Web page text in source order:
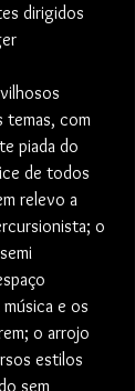
dirigidos
temas, com
piada do
de todos
relevo a
o
e os
o arrojo
estilos
sem